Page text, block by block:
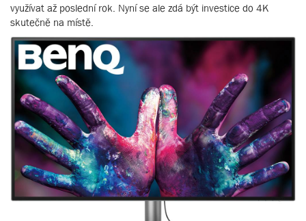
využívat až poslední rok. Nyní se ale zdá být investice do 4K
skutečně na místě.